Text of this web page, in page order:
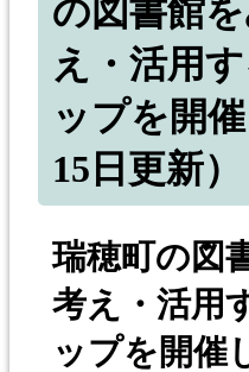
の図書館
え・活用
ップを開
15日更新）
瑞穂町の図
考え・活用
ップを開催